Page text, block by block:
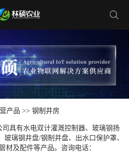
产品 >> 钢制井房
具有水电双计灌溉控制器、玻璃钢扬
璃钢井盘/钢制井盘、出水口保护罩、
材及配件等产品。咨询电话：